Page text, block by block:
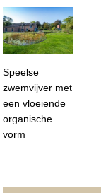
Speelse
zwemvijver met
een vloeiende
organische
vorm